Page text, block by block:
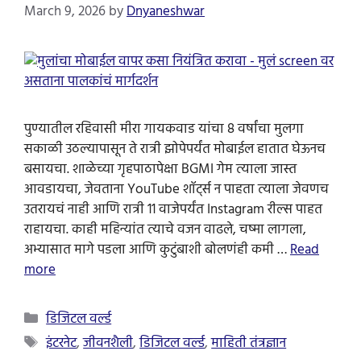
March 9, 2026byDnyaneshwar
पुण्यातील रहिवासी मीरा गायकवाड यांचा 8 वर्षांचा मुलगा
सकाळी उठल्यापासून ते रात्री झोपेपर्यंत मोबाईल हातात घेऊनच
बसायचा. शाळेच्या गृहपाठापेक्षा BGMI गेम त्याला जास्त
आवडायचा, जेवताना YouTube शॉर्ट्स न पाहता त्याला जेवणच
उतरायचं नाही आणि रात्री 11 वाजेपर्यंत Instagram रील्स पाहत
राहायचा. काही महिन्यांत त्याचे वजन वाढले, चष्मा लागला,
अभ्यासात मागे पडला आणि कुटुंबाशी बोलणंही कमी …Read
more
Categories
डिजिटल वर्ल्ड
Tags
इंटरनेट,जीवनशैली,डिजिटल वर्ल्ड,माहिती तंत्रज्ञान